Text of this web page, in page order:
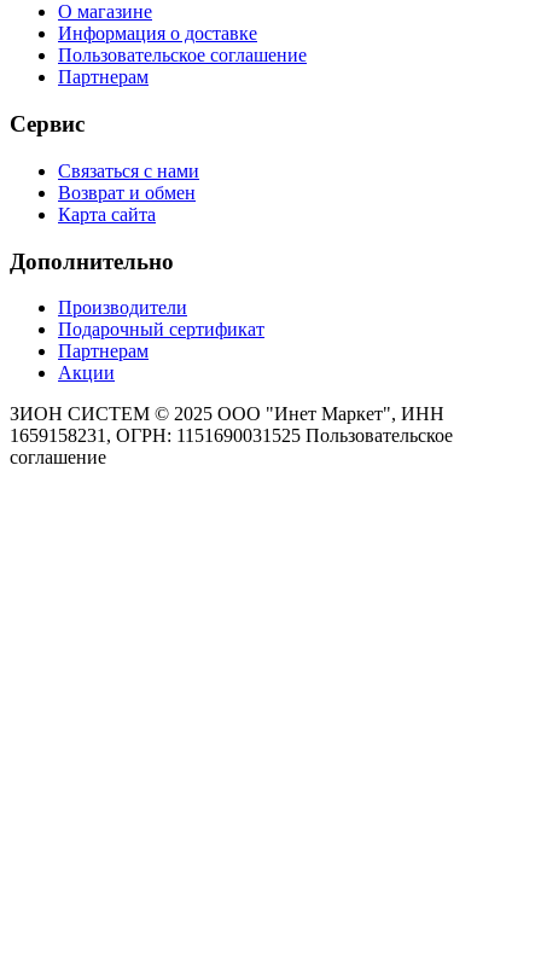
О магазине
Информация о доставке
Пользовательское соглашение
Партнерам
Сервис
Связаться с нами
Возврат и обмен
Карта сайта
Дополнительно
Производители
Подарочный сертификат
Партнерам
Акции
ЗИОН СИСТЕМ © 2025 ООО "Инет Маркет", ИНН
1659158231, ОГРН: 1151690031525 Пользовательское
соглашение